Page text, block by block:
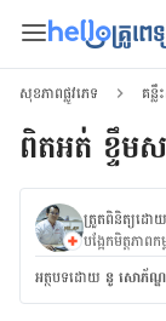
សុខភាពផ្លូវភេទ គន្
ពិត​អត់​ ខ្ទឹម​
ត្រួតពិនិត្យដោយ
បង្អែកមិត្តភា
អត្ថបទ​ដោយ នូ សោភ័ណ្ឌ